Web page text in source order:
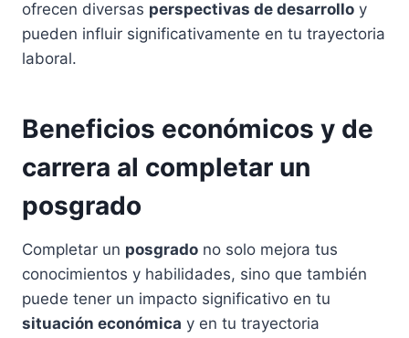
ofrecen diversas perspectivas de desarrollo y
pueden influir significativamente en tu trayectoria
laboral.
Beneficios económicos y de
carrera al completar un
posgrado
Completar un posgrado no solo mejora tus
conocimientos y habilidades, sino que también
puede tener un impacto significativo en tu
situación económica y en tu trayectoria